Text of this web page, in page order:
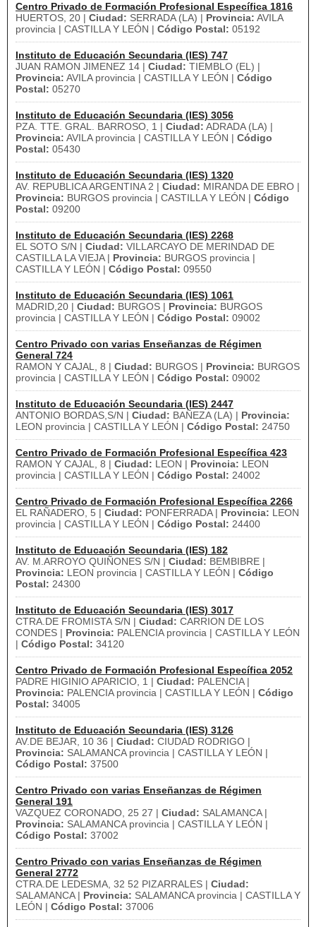
Centro Privado de Formación Profesional Específica 1816
HUERTOS, 20 | Ciudad: SERRADA (LA) | Provincia: AVILA
provincia | CASTILLA Y LEÓN | Código Postal: 05192
Instituto de Educación Secundaria (IES) 747
JUAN RAMON JIMENEZ 14 | Ciudad: TIEMBLO (EL) |
Provincia: AVILA provincia | CASTILLA Y LEÓN | Código
Postal: 05270
Instituto de Educación Secundaria (IES) 3056
PZA. TTE. GRAL. BARROSO, 1 | Ciudad: ADRADA (LA) |
Provincia: AVILA provincia | CASTILLA Y LEÓN | Código
Postal: 05430
Instituto de Educación Secundaria (IES) 1320
AV. REPUBLICA ARGENTINA 2 | Ciudad: MIRANDA DE EBRO |
Provincia: BURGOS provincia | CASTILLA Y LEÓN | Código
Postal: 09200
Instituto de Educación Secundaria (IES) 2268
EL SOTO S/N | Ciudad: VILLARCAYO DE MERINDAD DE
CASTILLA LA VIEJA | Provincia: BURGOS provincia |
CASTILLA Y LEÓN | Código Postal: 09550
Instituto de Educación Secundaria (IES) 1061
MADRID,20 | Ciudad: BURGOS | Provincia: BURGOS
provincia | CASTILLA Y LEÓN | Código Postal: 09002
Centro Privado con varias Enseñanzas de Régimen
General 724
RAMON Y CAJAL, 8 | Ciudad: BURGOS | Provincia: BURGOS
provincia | CASTILLA Y LEÓN | Código Postal: 09002
Instituto de Educación Secundaria (IES) 2447
ANTONIO BORDAS,S/N | Ciudad: BAÑEZA (LA) | Provincia:
LEON provincia | CASTILLA Y LEÓN | Código Postal: 24750
Centro Privado de Formación Profesional Específica 423
RAMON Y CAJAL, 8 | Ciudad: LEON | Provincia: LEON
provincia | CASTILLA Y LEÓN | Código Postal: 24002
Centro Privado de Formación Profesional Específica 2266
EL RAÑADERO, 5 | Ciudad: PONFERRADA | Provincia: LEON
provincia | CASTILLA Y LEÓN | Código Postal: 24400
Instituto de Educación Secundaria (IES) 182
AV. M.ARROYO QUIÑONES S/N | Ciudad: BEMBIBRE |
Provincia: LEON provincia | CASTILLA Y LEÓN | Código
Postal: 24300
Instituto de Educación Secundaria (IES) 3017
CTRA.DE FROMISTA S/N | Ciudad: CARRION DE LOS
CONDES | Provincia: PALENCIA provincia | CASTILLA Y LEÓN
| Código Postal: 34120
Centro Privado de Formación Profesional Específica 2052
PADRE HIGINIO APARICIO, 1 | Ciudad: PALENCIA |
Provincia: PALENCIA provincia | CASTILLA Y LEÓN | Código
Postal: 34005
Instituto de Educación Secundaria (IES) 3126
AV.DE BEJAR, 10 36 | Ciudad: CIUDAD RODRIGO |
Provincia: SALAMANCA provincia | CASTILLA Y LEÓN |
Código Postal: 37500
Centro Privado con varias Enseñanzas de Régimen
General 191
VAZQUEZ CORONADO, 25 27 | Ciudad: SALAMANCA |
Provincia: SALAMANCA provincia | CASTILLA Y LEÓN |
Código Postal: 37002
Centro Privado con varias Enseñanzas de Régimen
General 2772
CTRA.DE LEDESMA, 32 52 PIZARRALES | Ciudad:
SALAMANCA | Provincia: SALAMANCA provincia | CASTILLA Y
LEÓN | Código Postal: 37006